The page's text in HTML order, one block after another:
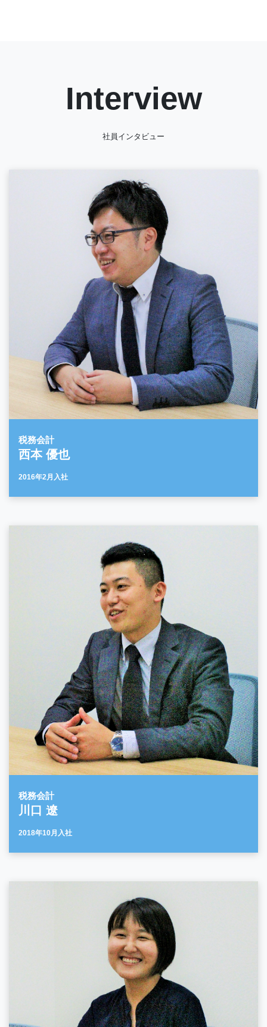
Interview
社員インタビュー
税務会計
西本 優也
2016年2月入社
税務会計
川口 遼
2018年10月入社